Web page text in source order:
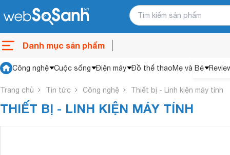
Danh mục sản phẩm
Công nghệ Cuộc sống Điện máy Đồ thể thaoMẹ và Bé
Trang chủ Tin tức Công nghệ Thiết bị - Linh kiện máy tính
THIẾT BỊ - LINH KIỆN MÁY TÍNH